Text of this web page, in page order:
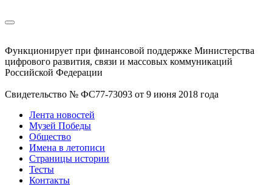
Функционирует при финансовой поддержке Министерства
цифрового развития, связи и массовых коммуникаций
Российской Федерации
Свидетельство № ФС77-73093 от 9 июня 2018 года
Лента новостей
Музей Победы
Общество
Имена в летописи
Страницы истории
Тесты
Контакты